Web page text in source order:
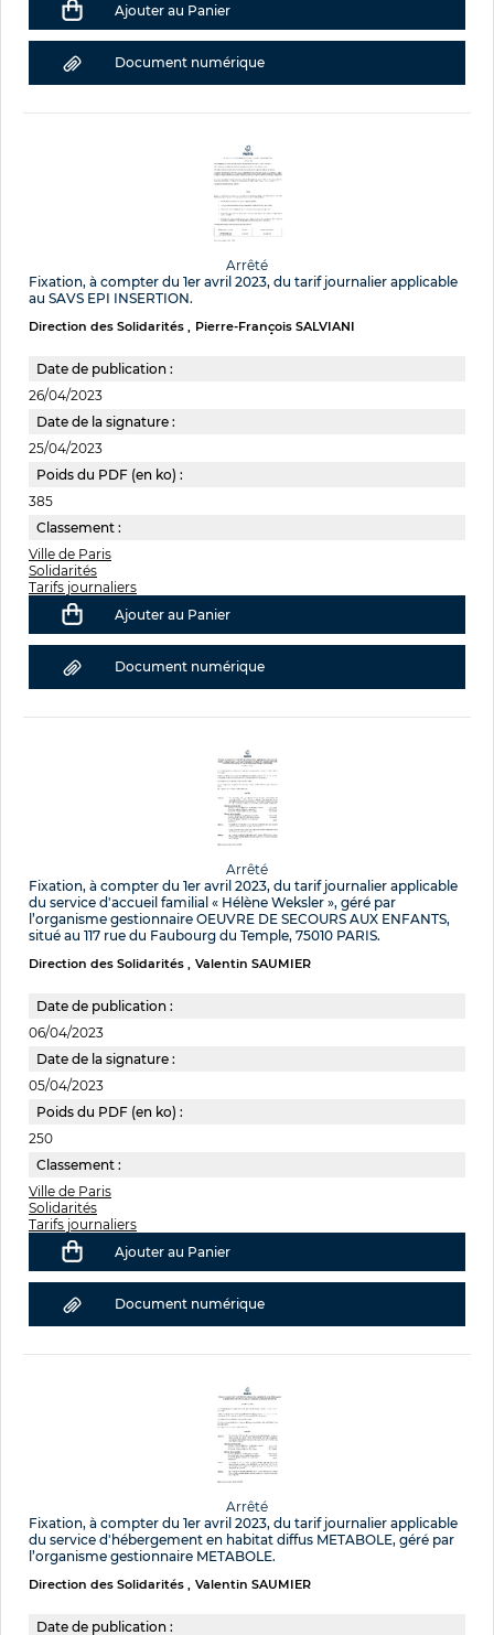
Ajouter au Panier
Document numérique
Arrêté
Fixation, à compter du 1er avril 2023, du tarif journalier applicable
au SAVS EPI INSERTION.
Direction des Solidarités Pierre-François SALVIANI
Date de publication :
26/04/2023
Date de la signature :
25/04/2023
Poids du PDF (en ko) :
385
Classement :
Ville de Paris
Solidarités
Tarifs journaliers
Ajouter au Panier
Document numérique
Arrêté
Fixation, à compter du 1er avril 2023, du tarif journalier applicable
du service d'accueil familial « Hélène Weksler », géré par
l’organisme gestionnaire OEUVRE DE SECOURS AUX ENFANTS,
situé au 117 rue du Faubourg du Temple, 75010 PARIS.
Direction des Solidarités Valentin SAUMIER
Date de publication :
06/04/2023
Date de la signature :
05/04/2023
Poids du PDF (en ko) :
250
Classement :
Ville de Paris
Solidarités
Tarifs journaliers
Ajouter au Panier
Document numérique
Arrêté
Fixation, à compter du 1er avril 2023, du tarif journalier applicable
du service d'hébergement en habitat diffus METABOLE, géré par
l’organisme gestionnaire METABOLE.
Direction des Solidarités Valentin SAUMIER
Date de publication :